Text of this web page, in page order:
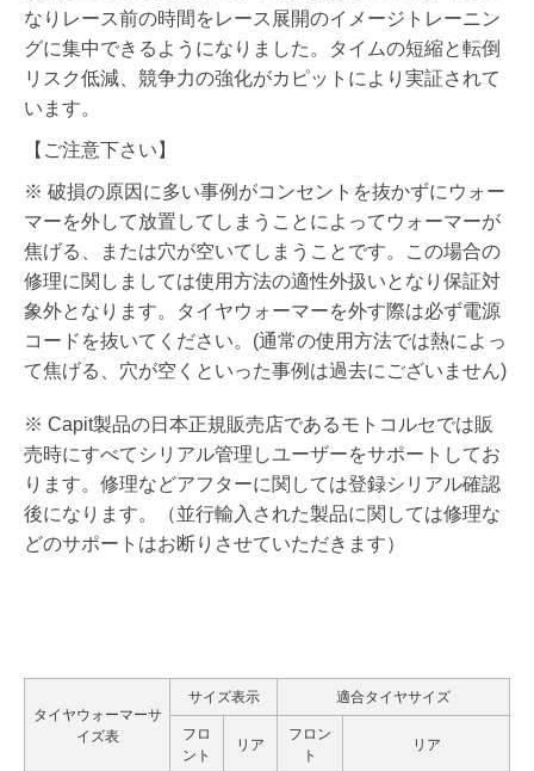
なりレース前の時間をレース展開のイメージトレーニン
グに集中できるようになりました。タイムの短縮と転倒
リスク低減、競争力の強化がカピットにより実証されて
います。
【ご注意下さい】
※ 破損の原因に多い事例がコンセントを抜かずにウォー
マーを外して放置してしまうことによってウォーマーが
焦げる、または穴が空いてしまうことです。この場合の
修理に関しましては使用方法の適性外扱いとなり保証対
象外となります。タイヤウォーマーを外す際は必ず電源
コードを抜いてください。(通常の使用方法では熱によっ
て焦げる、穴が空くといった事例は過去にございません)
※ Capit製品の日本正規販売店であるモトコルセでは販
売時にすべてシリアル管理しユーザーをサポートしてお
ります。修理などアフターに関しては登録シリアル確認
後になります。（並行輸入された製品に関しては修理な
どのサポートはお断りさせていただきます）
タイヤウォーマーサ
イズ表
サイズ表示 適合タイヤサイズ
フロ
ント
リア
フロン
ト
リア